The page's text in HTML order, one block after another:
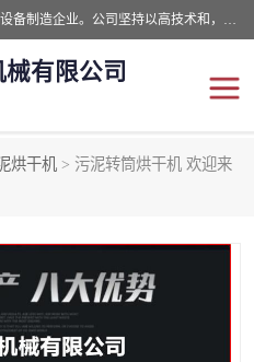
诸城汇泽机械有限公司是一家高新技术设备制造企业。公司坚持以高技术和，高服务于用户，以的环保机械制造设备赢的用户的信赖。现在主要生产死亡畜禽无害化处理和立式和卧式有机肥设备，搅拌机，烘干机，高温发酵机等。污水处理设备，固液分离机。气浮机，化制机等。公司秉承品质，用户至上，科技创新的经营理。
有限公司
烘干机 > 污泥转筒烘干机 欢迎来
有机肥设备
粪污烘干酶体机
纳米膜发酵